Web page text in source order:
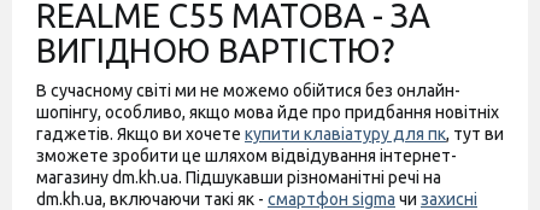
REALME C55 МАТОВА - ЗА
ВИГІДНОЮ ВАРТІСТЮ?
В сучасному світі ми не можемо обійтися без онлайн-
шопінгу, особливо, якщо мова йде про придбання новітніх
гаджетів. Якщо ви хочете купити клавіатуру для пк, тут ви
зможете зробити це шляхом відвідування інтернет-
магазину dm.kh.ua. Підшукавши різноманітні речі на
dm.kh.ua, включаючи такі як - смартфон sigma чи захисні